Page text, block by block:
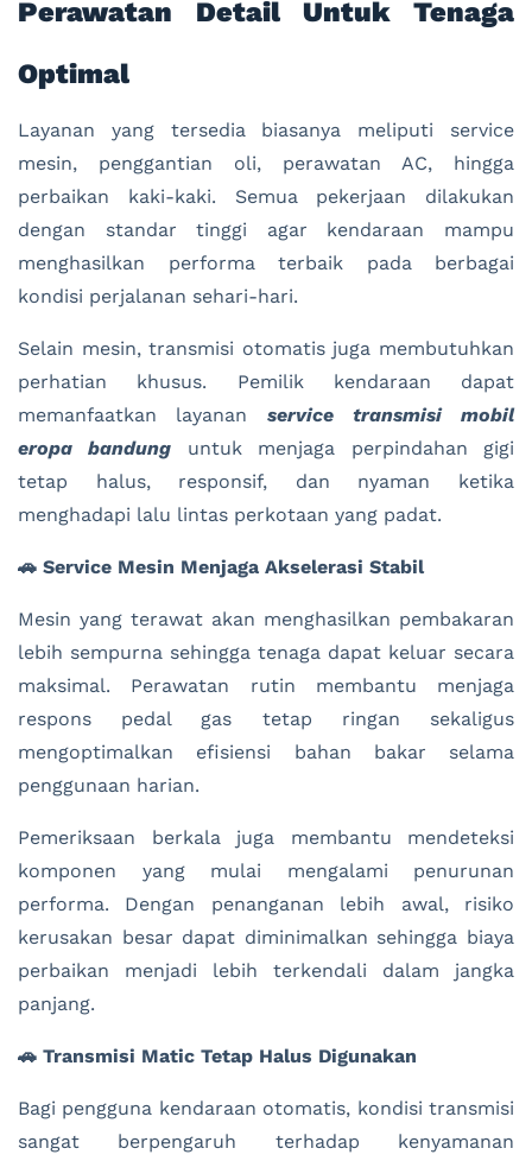
Perawatan Detail Untuk Tenaga
Optimal
Layanan yang tersedia biasanya meliputi service
mesin, penggantian oli, perawatan AC, hingga
perbaikan kaki-kaki. Semua pekerjaan dilakukan
dengan standar tinggi agar kendaraan mampu
menghasilkan performa terbaik pada berbagai
kondisi perjalanan sehari-hari.
Selain mesin, transmisi otomatis juga membutuhkan
perhatian khusus. Pemilik kendaraan dapat
memanfaatkan layanan service transmisi mobil
eropa bandung untuk menjaga perpindahan gigi
tetap halus, responsif, dan nyaman ketika
menghadapi lalu lintas perkotaan yang padat.
🚗 Service Mesin Menjaga Akselerasi Stabil
Mesin yang terawat akan menghasilkan pembakaran
lebih sempurna sehingga tenaga dapat keluar secara
maksimal. Perawatan rutin membantu menjaga
respons pedal gas tetap ringan sekaligus
mengoptimalkan efisiensi bahan bakar selama
penggunaan harian.
Pemeriksaan berkala juga membantu mendeteksi
komponen yang mulai mengalami penurunan
performa. Dengan penanganan lebih awal, risiko
kerusakan besar dapat diminimalkan sehingga biaya
perbaikan menjadi lebih terkendali dalam jangka
panjang.
🚗 Transmisi Matic Tetap Halus Digunakan
Bagi pengguna kendaraan otomatis, kondisi transmisi
sangat berpengaruh terhadap kenyamanan